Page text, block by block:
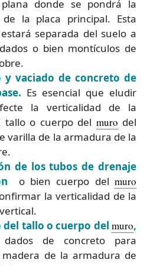
donde se pondrá la
la placa principal. Esta
separada del suelo a
o bien montículos de
y vaciado de concreto de
Es esencial que eludir
la verticalidad de la
tallo o cuerpo del muro del
varilla de la armadura de la
de los tubos de drenaje
o bien cuerpo del muro
la verticalidad de la
del tallo o cuerpo del muro,
dados de concreto para
de la armadura de